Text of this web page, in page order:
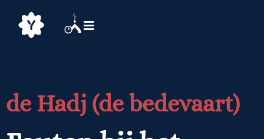
de Hadj (de bedevaart)